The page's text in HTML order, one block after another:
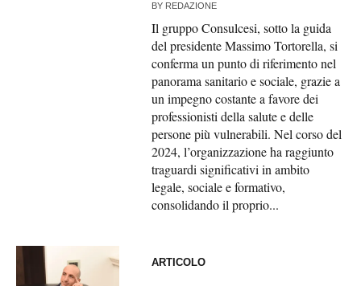
BY REDAZIONE
Il gruppo Consulcesi, sotto la guida
del presidente Massimo Tortorella, si
conferma un punto di riferimento nel
panorama sanitario e sociale, grazie a
un impegno costante a favore dei
professionisti della salute e delle
persone più vulnerabili. Nel corso del
2024, l’organizzazione ha raggiunto
traguardi significativi in ambito
legale, sociale e formativo,
consolidando il proprio...
ARTICOLO